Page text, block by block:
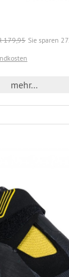
179,95 Sie sparen
mehr...